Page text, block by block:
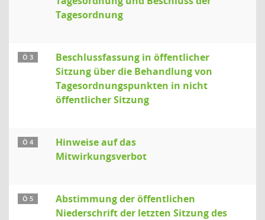
Tagesordnung
Ö 3
Beschlussfassung in öffentlicher
Sitzung über die Behandlung von
Tagesordnungspunkten in nicht
öffentlicher Sitzung
Ö 4
Hinweise auf das
Mitwirkungsverbot
Ö 5
Abstimmung der öffentlichen
Niederschrift der letzten Sitzung des